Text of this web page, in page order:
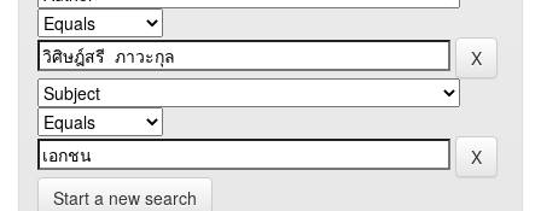
Start a new search